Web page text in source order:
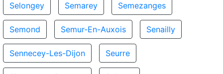
Selongey Semarey Semezanges
Semond Semur-En-Auxois Senailly
Sennecey-Les-Dijon Seurre